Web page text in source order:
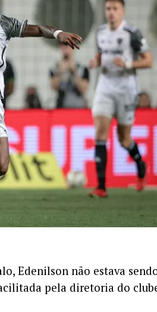
Edenilson não estava
pela diretoria do